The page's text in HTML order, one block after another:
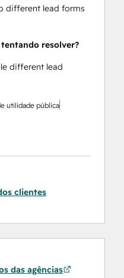
different lead forms
resolver?
different lead
utilidade pública
clientes
das agências